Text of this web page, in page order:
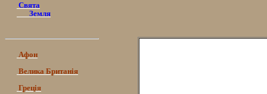
Свята
Земля
Афон
Велика Британія
Греція